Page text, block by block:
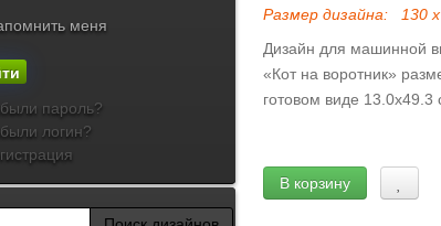
Размер дизайна:
130
Дизайн для машинной
«Кот на воротник»
готовом виде 13.0х49.3
В корзину
меня
пароль?
логин?